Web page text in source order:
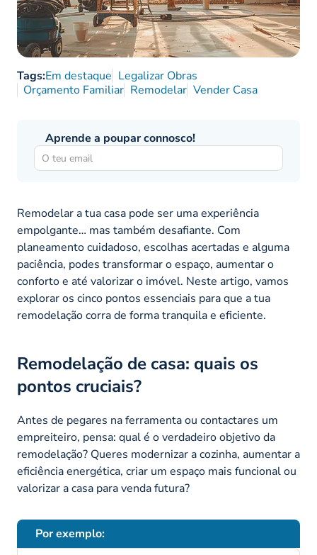
Tags:Em destaque Legalizar Obras
Orçamento Familiar Remodelar Vender Casa
Aprende a poupar connosco!
Remodelar a tua casa pode ser uma experiência
empolgante… mas também desafiante. Com
planeamento cuidadoso, escolhas acertadas e alguma
paciência, podes transformar o espaço, aumentar o
conforto e até valorizar o imóvel. Neste artigo, vamos
explorar os cinco pontos essenciais para que a tua
remodelação corra de forma tranquila e eficiente.
Remodelação de casa: quais os
pontos cruciais?
Antes de pegares na ferramenta ou contactares um
empreiteiro, pensa: qual é o verdadeiro objetivo da
remodelação? Queres modernizar a cozinha, aumentar a
eficiência energética, criar um espaço mais funcional ou
valorizar a casa para venda futura?
Por exemplo: